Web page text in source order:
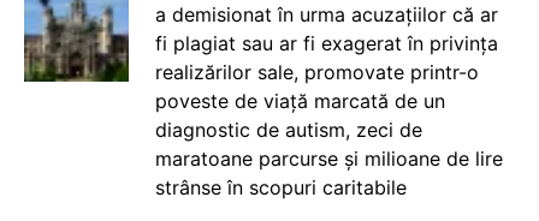
a demisionat în urma acuzațiilor că ar
fi plagiat sau ar fi exagerat în privința
realizărilor sale, promovate printr-o
poveste de viață marcată de un
diagnostic de autism, zeci de
maratoane parcurse și milioane de lire
strânse în scopuri caritabile